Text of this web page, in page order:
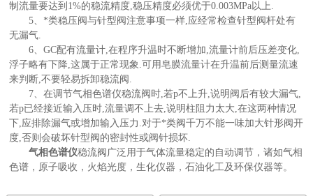
制流量要达到1%的稳流精度,稳压精度必须优于0.003MPa以上.
5、*类稳压阀与针型阀注意事项一样,应经常检查针型阀杆处有
无漏气.
6、GC配有流量计,在程序升温时不断增加,流量计前后压差变化,
浮子略有下降,这属于正常现象.可用皂膜流量计在升温前后测量流速
来判断,不要轻易拆卸稳流阀.
7、在调节气相色谱仪稳流阀时,若p不上升,说明阀后有较大漏气,
若p已经接近输入压时,流量调不上去,说明柱阻力太大,在这两种情况
下,应排除漏气或增加输入压力.对于*类阀千万不能一味加大针形阀开
度,否则会破坏针型阀的密封性或阀针损坏.
气相色谱仪稳流阀广泛用于气体流量稳定的自动调节，诸如气相
色谱，原子吸收，火焰光度，生化仪器，石油化工及环保仪器等。